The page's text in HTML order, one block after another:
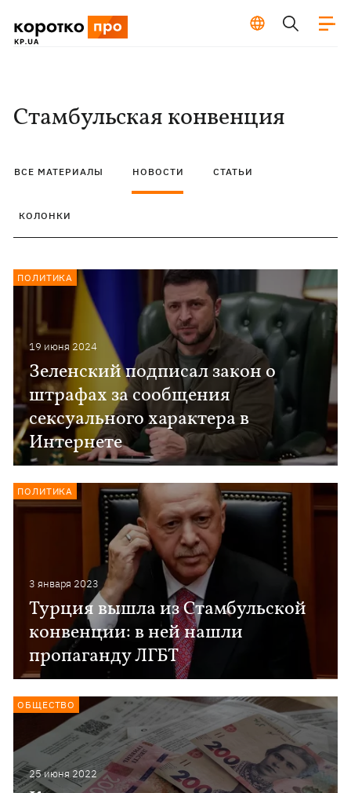
Стамбульская конвенция
ВСЕ МАТЕРИАЛЫ НОВОСТИ СТАТЬИ
КОЛОНКИ
19 июня 2024
Зеленский подписал закон о
штрафах за сообщения
сексуального характера в
Интернете
ПОЛИТИКА
3 января 2023
Турция вышла из Стамбульской
конвенции: в ней нашли
пропаганду ЛГБТ
ПОЛИТИКА
25 июня 2022
ОБЩЕСТВО